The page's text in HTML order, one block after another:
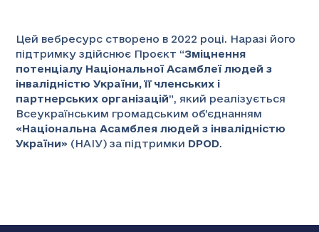
Цей вебресурс створено в 2022 році. Наразі його
підтримку здійснює Проєкт “Зміцнення
потенціалу Національної Асамблеї людей з
інвалідністю України, її членських і
партнерських організацій”, який реалізується
Всеукраїнським громадським об’єднанням
«Національна Асамблея людей з інвалідністю
України» (НАІУ) за підтримки DPOD.